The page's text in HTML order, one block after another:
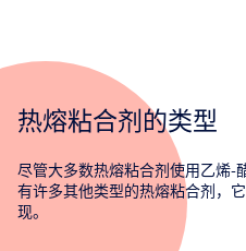
热熔粘合剂的类型
尽管大多数热熔粘合剂使用乙烯-
有许多其他类型的热熔粘合剂，
现。